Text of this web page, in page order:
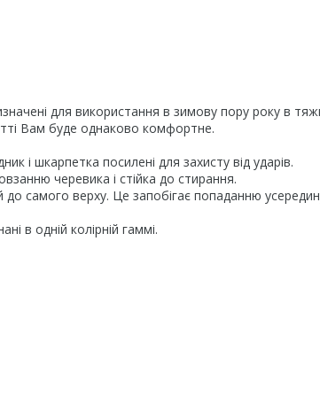
для використання в зимову пору року в
Вам буде однаково комфортне.
і шкарпетка посилені для захисту від ударів.
черевика і стійка до стирання.
самого верху. Це запобігає попаданню
в одній колірній гаммі.